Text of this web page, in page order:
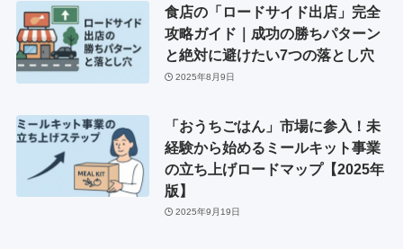
食店の「ロードサイド出店」完全
攻略ガイド｜成功の勝ちパターン
と絶対に避けたい7つの落とし穴
2025年8月9日
「おうちごはん」市場に参入！未
経験から始めるミールキット事業
の立ち上げロードマップ【2025年
版】
2025年9月19日